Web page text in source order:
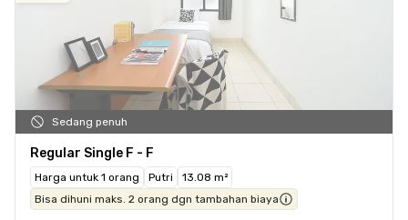
Sedang penuh
Regular Single F - F
Harga untuk 1 orang Putri
13.08 m²
Bisa dihuni maks. 2 orang dgn tambahan biaya